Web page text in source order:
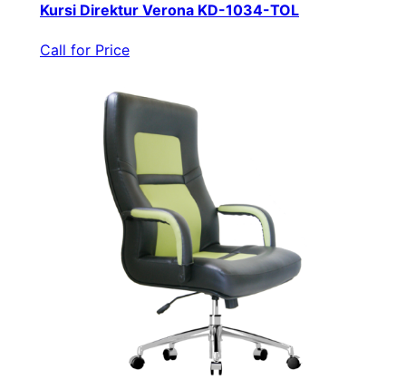
Kursi Direktur Verona KD-1034-TOL
Call for Price